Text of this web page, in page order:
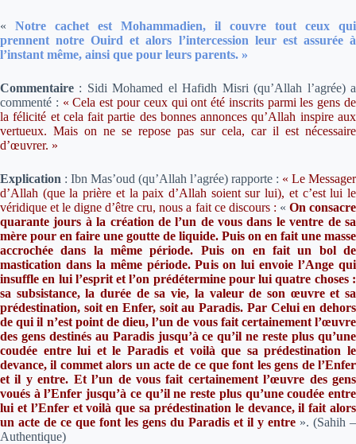
« Notre cachet est Mohammadien, il couvre tout ceux qui
prennent notre Ouird et alors l’intercession leur est assurée à
l’instant même, ainsi que pour leurs parents. »
Commentaire : Sidi Mohamed el Hafidh Misri (qu’Allah l’agrée) a
commenté : «Cela est pour ceux qui ont été inscrits parmi les gens de
la félicité et cela fait partie des bonnes annonces qu’Allah inspire aux
vertueux. Mais on ne se repose pas sur cela, car il est nécessaire
d’œuvrer. »
Explication : Ibn Mas’oud (qu’Allah l’agrée) rapporte : « Le Messager
d’Allah (que la prière et la paix d’Allah soient sur lui), et c’est lui le
véridique et le digne d’être cru, nous a fait ce discours : « On consacre
quarante jours à la création de l’un de vous dans le ventre de sa
mère pour en faire une goutte de liquide. Puis on en fait une masse
accrochée dans la même période. Puis on en fait un bol de
mastication dans la même période. Puis on lui envoie l’Ange qui
insuffle en lui l’esprit et l’on prédétermine pour lui quatre choses :
sa subsistance, la durée de sa vie, la valeur de son œuvre et sa
prédestination, soit en Enfer, soit au Paradis. Par Celui en dehors
de qui il n’est point de dieu, l’un de vous fait certainement l’œuvre
des gens destinés au Paradis jusqu’à ce qu’il ne reste plus qu’une
coudée entre lui et le Paradis et voilà que sa prédestination le
devance, il commet alors un acte de ce que font les gens de l’Enfer
et il y entre. Et l’un de vous fait certainement l’œuvre des gens
voués à l’Enfer jusqu’à ce qu’il ne reste plus qu’une coudée entre
lui et l’Enfer et voilà que sa prédestination le devance, il fait alors
un acte de ce que font les gens du Paradis et il y entre ». (Sahih –
Authentique)